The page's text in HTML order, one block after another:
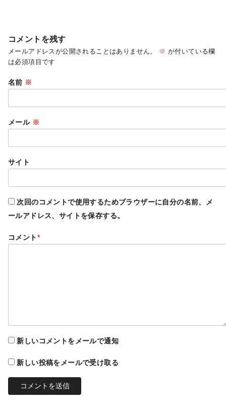
コメントを残す
メールアドレスが公開されることはありません。 ※ が付いている欄
は必須項目です
名前 ※
メール ※
サイト
次回のコメントで使用するためブラウザーに自分の名前、メ
ールアドレス、サイトを保存する。
コメント*
新しいコメントをメールで通知
新しい投稿をメールで受け取る